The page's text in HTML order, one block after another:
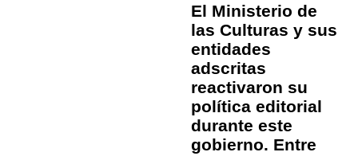
El Ministerio de
las Culturas y sus
entidades
adscritas
reactivaron su
política editorial
durante este
gobierno. Entre